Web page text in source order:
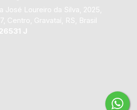
José Loureiro da Silva, 2025,
, Centro, Gravataí, RS, Brasil
J